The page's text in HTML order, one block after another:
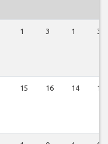
1 3 1 3
15 16 14 16